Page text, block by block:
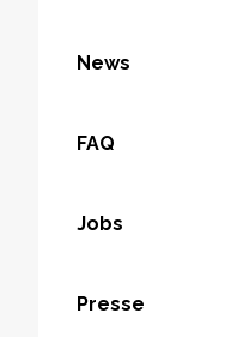
News
FAQ
Jobs
Presse